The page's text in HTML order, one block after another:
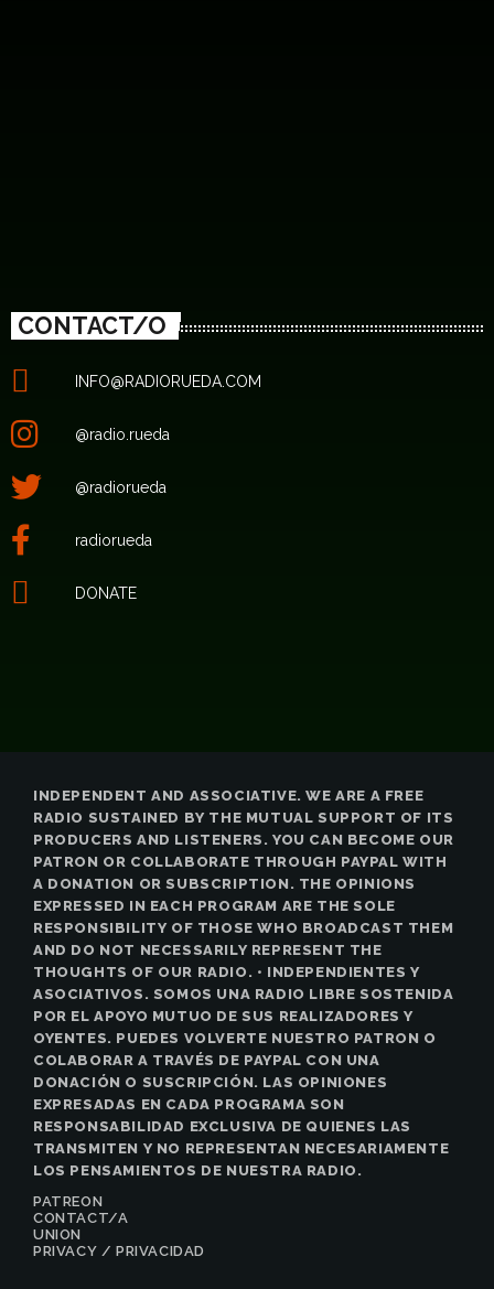
CONTACT/O
INFO@RADIORUEDA.COM
@radio.rueda
@radiorueda
radiorueda
DONATE
INDEPENDENT AND ASSOCIATIVE. WE ARE A FREE
RADIO SUSTAINED BY THE MUTUAL SUPPORT OF ITS
PRODUCERS AND LISTENERS. YOU CAN BECOME OUR
PATRON OR COLLABORATE THROUGH PAYPAL WITH
A DONATION OR SUBSCRIPTION. THE OPINIONS
EXPRESSED IN EACH PROGRAM ARE THE SOLE
RESPONSIBILITY OF THOSE WHO BROADCAST THEM
AND DO NOT NECESSARILY REPRESENT THE
THOUGHTS OF OUR RADIO. • INDEPENDIENTES Y
ASOCIATIVOS. SOMOS UNA RADIO LIBRE SOSTENIDA
POR EL APOYO MUTUO DE SUS REALIZADORES Y
OYENTES. PUEDES VOLVERTE NUESTRO PATRON O
COLABORAR A TRAVÉS DE PAYPAL CON UNA
DONACIÓN O SUSCRIPCIÓN. LAS OPINIONES
EXPRESADAS EN CADA PROGRAMA SON
RESPONSABILIDAD EXCLUSIVA DE QUIENES LAS
TRANSMITEN Y NO REPRESENTAN NECESARIAMENTE
LOS PENSAMIENTOS DE NUESTRA RADIO.
PATREON
CONTACT/A
UNION
PRIVACY / PRIVACIDAD